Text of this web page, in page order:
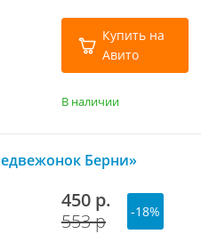
Купить на
Авито
В наличии
Берни»
450 р.
553 р
-18%